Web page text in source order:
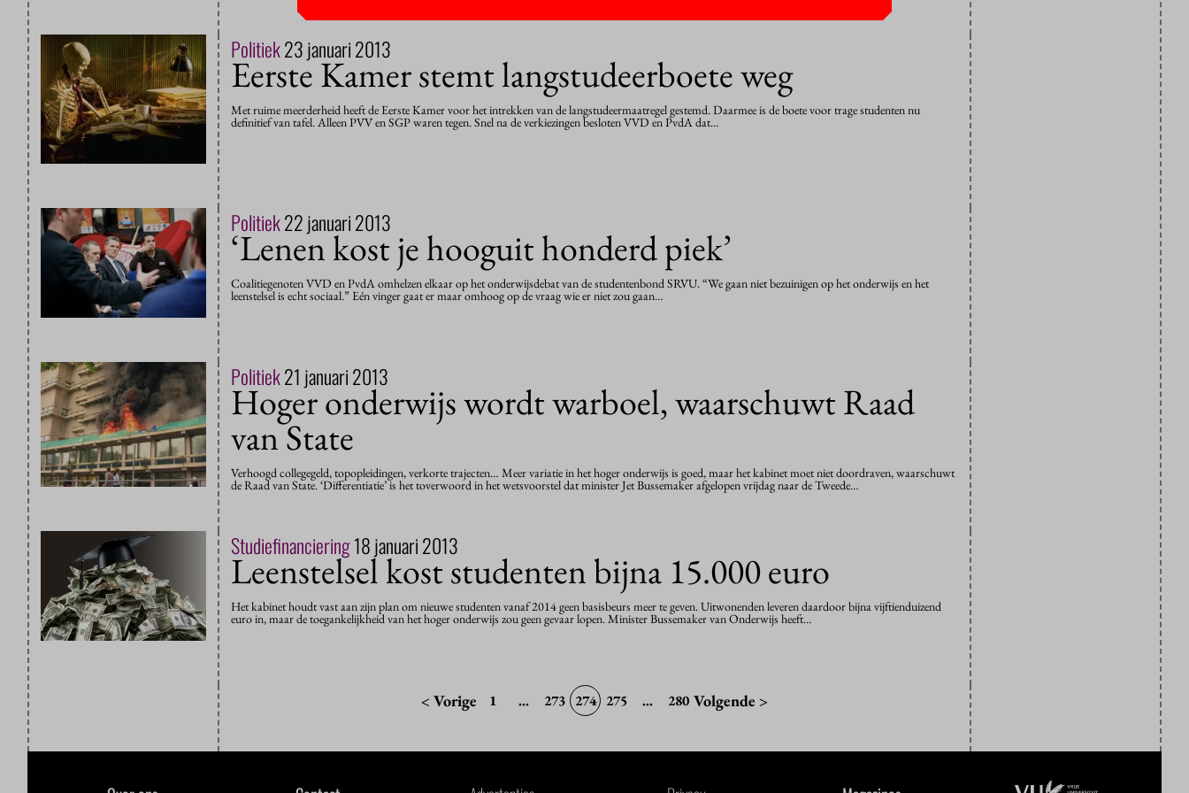
Politiek23 januari 2013
Eerste Kamer stemt langstudeerboete weg
Met ruime meerderheid heeft de Eerste Kamer voor het intrekken van de langstudeermaatregel gestemd. Daarmee is de boete voor trage studenten nu
definitief van tafel. Alleen PVV en SGP waren tegen. Snel na de verkiezingen besloten VVD en PvdA dat…
Politiek22 januari 2013
‘Lenen kost je hooguit honderd piek’
Coalitiegenoten VVD en PvdA omhelzen elkaar op het onderwijsdebat van de studentenbond SRVU. “We gaan niet bezuinigen op het onderwijs en het
leenstelsel is echt sociaal.” Eén vinger gaat er maar omhoog op de vraag wie er niet zou gaan…
Politiek21 januari 2013
Hoger onderwijs wordt warboel, waarschuwt Raad
van State
Verhoogd collegegeld, topopleidingen, verkorte trajecten… Meer variatie in het hoger onderwijs is goed, maar het kabinet moet niet doordraven, waarschuwt
de Raad van State. ‘Differentiatie’ is het toverwoord in het wetsvoorstel dat minister Jet Bussemaker afgelopen vrijdag naar de Tweede…
Studiefinanciering18 januari 2013
Leenstelsel kost studenten bijna 15.000 euro
Het kabinet houdt vast aan zijn plan om nieuwe studenten vanaf 2014 geen basisbeurs meer te geven. Uitwonenden leveren daardoor bijna vijftienduizend
euro in, maar de toegankelijkheid van het hoger onderwijs zou geen gevaar lopen. Minister Bussemaker van Onderwijs heeft…
< Vorige 1 ... 273 274 275 ... 280 Volgende >